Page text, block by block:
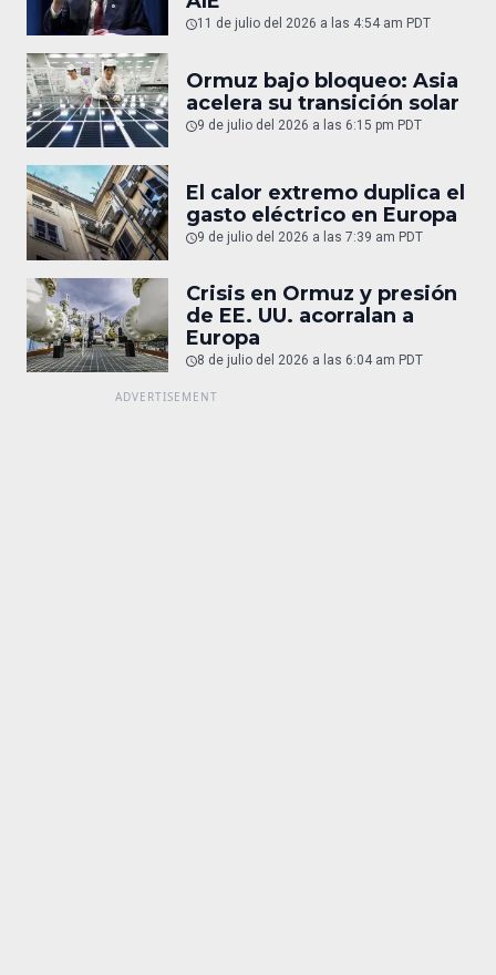
11 de julio del 2026 a las 4:54 am PDT
Ormuz bajo bloqueo: Asia
acelera su transición solar
9 de julio del 2026 a las 6:15 pm PDT
El calor extremo duplica el
gasto eléctrico en Europa
9 de julio del 2026 a las 7:39 am PDT
Crisis en Ormuz y presión
de EE. UU. acorralan a
Europa
8 de julio del 2026 a las 6:04 am PDT